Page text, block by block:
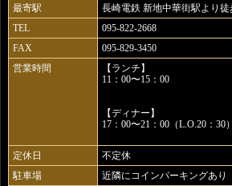
最寄駅
長崎電鉄 新地中華街駅より徒
TEL
095-822-2668
FAX
095-829-3450
営業時間
【ランチ】
11：00〜15：00
【ディナー】
17：00〜21：00（L.O.20：30）
定休日
不定休
駐車場
近隣にコインパーキングあり